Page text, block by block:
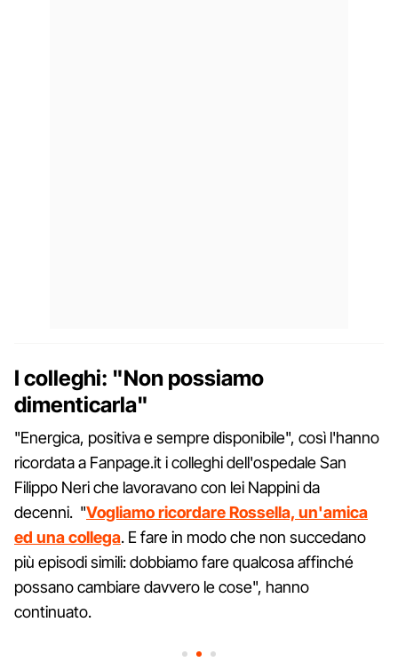
I colleghi: "Non possiamo
dimenticarla"
"Energica, positiva e sempre disponibile", così l'hanno
ricordata a Fanpage.it i colleghi dell'ospedale San
Filippo Neri che lavoravano con lei Nappini da
decenni. "Vogliamo ricordare Rossella, un'amica
ed una collega. E fare in modo che non succedano
più episodi simili: dobbiamo fare qualcosa affinché
possano cambiare davvero le cose", hanno
continuato.